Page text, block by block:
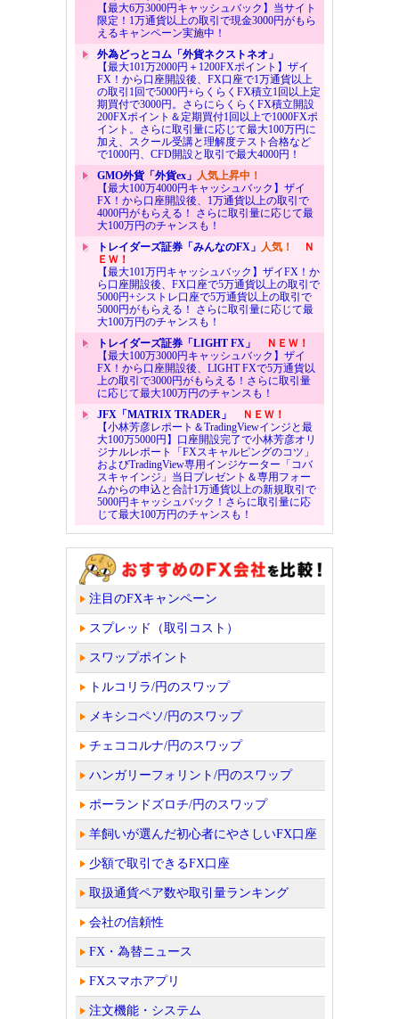
【最大6万3000円キャッシュバック】当サイト
限定！1万通貨以上の取引で現金3000円がもら
えるキャンペーン実施中！
外為どっとコム「外貨ネクストネオ」
【最大101万2000円＋1200FXポイント】ザイ
FX！から口座開設後、FX口座で1万通貨以上
の取引1回で5000円+らくらくFX積立1回以上定
期買付で3000円。さらにらくらくFX積立開設
200FXポイント＆定期買付1回以上で1000FXポ
イント。さらに取引量に応じて最大100万円に
加え、スクール受講と理解度テスト合格など
で1000円、CFD開設と取引で最大4000円！
GMO外貨「外貨ex」 人気上昇中！
【最大100万4000円キャッシュバック】ザイ
FX！から口座開設後、1万通貨以上の取引で
4000円がもらえる！ さらに取引量に応じて最
大100万円のチャンスも！
トレイダーズ証券「みんなのFX」 人気！
Ｎ
ＥＷ！
【最大101万円キャッシュバック】ザイFX！か
ら口座開設後、FX口座で5万通貨以上の取引で
5000円+シストレ口座で5万通貨以上の取引で
5000円がもらえる！ さらに取引量に応じて最
大100万円のチャンスも！
トレイダーズ証券「LIGHT FX」
ＮＥＷ！
【最大100万3000円キャッシュバック】ザイ
FX！から口座開設後、LIGHT FXで5万通貨以
上の取引で3000円がもらえる！さらに取引量
に応じて最大100万円のチャンスも！
JFX「MATRIX TRADER」
ＮＥＷ！
【小林芳彦レポート＆TradingViewインジと最
大100万5000円】口座開設完了で小林芳彦オリ
ジナルレポート「FXスキャルピングのコツ」
およびTradingView専用インジケーター「コバ
スキャインジ」当日プレゼント＆専用フォー
ムからの申込と合計1万通貨以上の新規取引で
5000円キャッシュバック！さらに取引量に応
じて最大100万円のチャンスも！
注目のFXキャンペーン
スプレッド（取引コスト）
スワップポイント
トルコリラ/円のスワップ
メキシコペソ/円のスワップ
チェココルナ/円のスワップ
ハンガリーフォリント/円のスワップ
ポーランドズロチ/円のスワップ
羊飼いが選んだ初心者にやさしいFX口座
少額で取引できるFX口座
取扱通貨ペア数や取引量ランキング
会社の信頼性
FX・為替ニュース
FXスマホアプリ
注文機能・システム